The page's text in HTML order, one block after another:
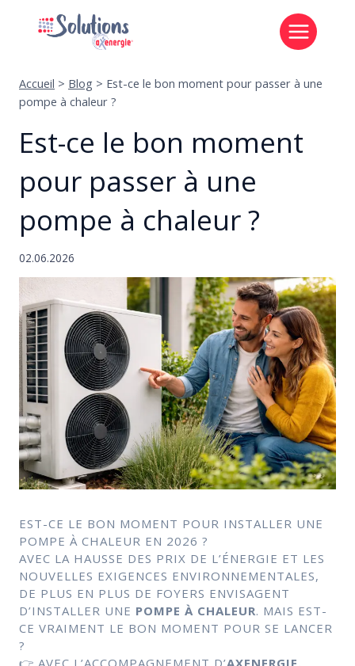
Accueil > Blog > Est-ce le bon moment pour passer à une
pompe à chaleur ?
Est-ce le bon moment
pour passer à une
pompe à chaleur ?
02.06.2026
EST-CE LE BON MOMENT POUR INSTALLER UNE
POMPE À CHALEUR EN 2026 ?
AVEC LA HAUSSE DES PRIX DE L’ÉNERGIE ET LES
NOUVELLES EXIGENCES ENVIRONNEMENTALES,
DE PLUS EN PLUS DE FOYERS ENVISAGENT
D’INSTALLER UNE POMPE À CHALEUR. MAIS EST-
CE VRAIMENT LE BON MOMENT POUR SE LANCER
?
👉 AVEC L’ACCOMPAGNEMENT D’AXENERGIE,